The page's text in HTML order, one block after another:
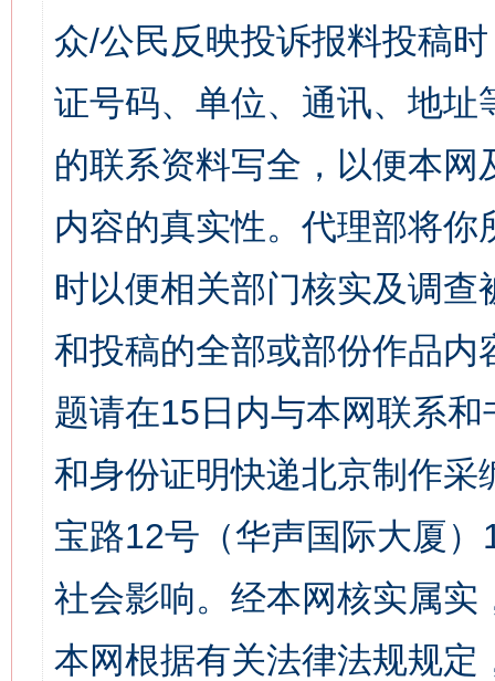
众/公民反映投诉报料投稿
证号码、单位、通讯、地
的联系资料写全，以便本
内容的真实性。代理部将
时以便相关部门核实及调
和投稿的全部或部份作品
题请在15日内与本网联系
和身份证明快递北京制作
宝路12号（华声国际大厦
社会影响。经本网核实属
本网根据有关法律法规规